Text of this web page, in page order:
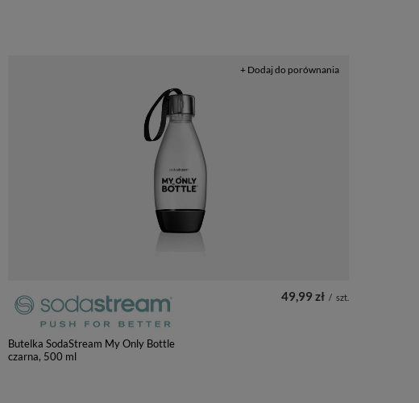
Butelka SodaStream My Only Bottle
czarna, 500 ml
49,99 zł / szt.
+ Dodaj do porównania